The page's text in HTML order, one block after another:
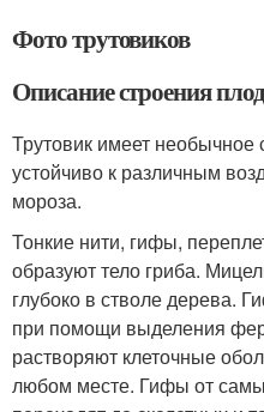
Фото трутовиков
Описание строения
Трутовик имеет необычное
устойчиво к различным
мороза.
Тонкие нити, гифы,
образуют тело гриба.
глубоко в стволе дерева.
при помощи выделения
растворяют клеточные
любом месте. Гифы от